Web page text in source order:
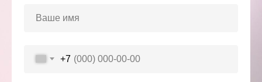
+7